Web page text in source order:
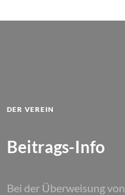
Der Verein
Beitrags-Info
Bei der Überweisung